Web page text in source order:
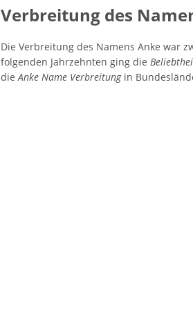
Verbreitung des
Die Verbreitung des Namens Anke war
folgenden Jahrzehnten ging die
dieAnke Name Verbreitungin